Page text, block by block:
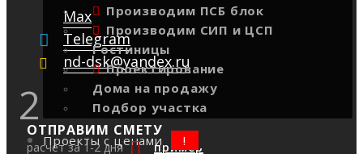
Производим ПСБ блок
Производим СИП и ЦСП
Гостиницы
Проектирование
Дома на продажу
Подбор участка
Проекты с ценами
Max
Telegram
nd-dsk@yandex.ru
2ОТПРАВИМ СМЕТУ
расчет за 1-2 дня пример